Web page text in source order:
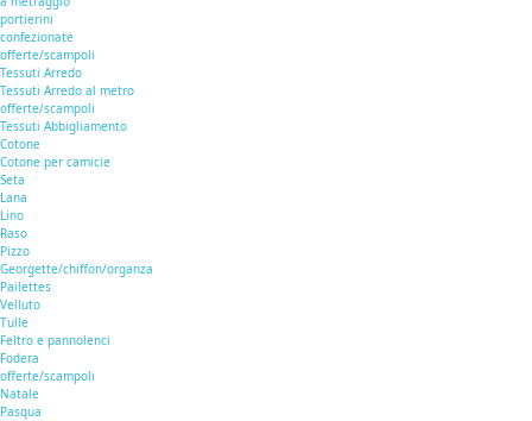
portierini
confezionate
offerte/scampoli
Tessuti Arredo
Tessuti Arredo al metro
offerte/scampoli
Tessuti Abbigliamento
Cotone
Cotone per camicie
Seta
Lana
Lino
Raso
Pizzo
Georgette/chiffon/organza
Pailettes
Velluto
Tulle
Feltro e pannolenci
Fodera
offerte/scampoli
Natale
Pasqua